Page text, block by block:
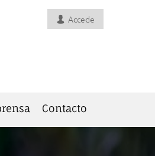
Accede
Contacto